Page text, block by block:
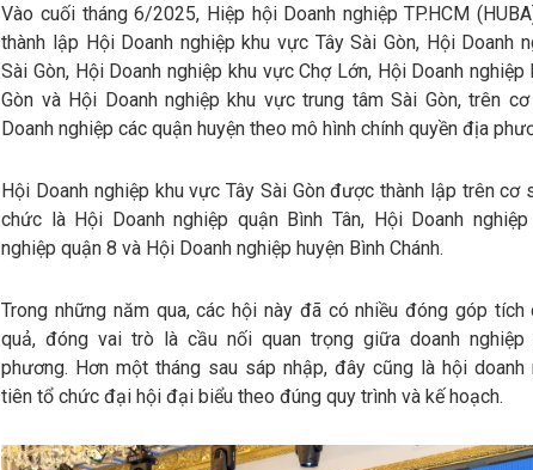
Vào cuối tháng 6/2025, Hiệp hội Doanh nghiệp TP.HCM
thành lập Hội Doanh nghiệp khu vực Tây Sài Gòn, Hội Doanh
Sài Gòn, Hội Doanh nghiệp khu vực Chợ Lớn, Hội Doanh
Gòn và Hội Doanh nghiệp khu vực trung tâm Sài Gòn, trên
Doanh nghiệp các quận huyện theo mô hình chính quyền địa
Hội Doanh nghiệp khu vực Tây Sài Gòn được thành lập trên cơ
chức là Hội Doanh nghiệp quận Bình Tân, Hội Doanh
nghiệp quận 8 và Hội Doanh nghiệp huyện Bình Chánh.
Trong những năm qua, các hội này đã có nhiều đóng góp
quả, đóng vai trò là cầu nối quan trọng giữa doanh nghiệp
phương. Hơn một tháng sau sáp nhập, đây cũng là hội
tiên tổ chức đại hội đại biểu theo đúng quy trình và kế hoạch.